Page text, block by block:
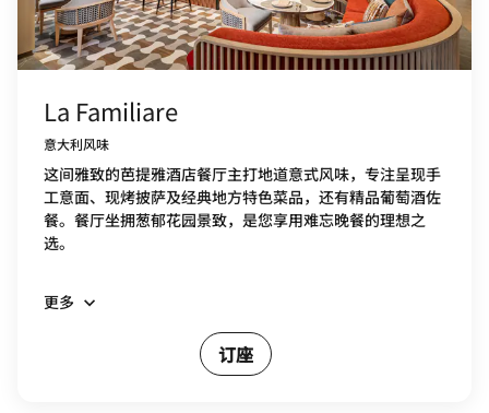
La Familiare
意大利风味
这间雅致的芭提雅酒店餐厅主打地道意式风味，专注呈现手
工意面、现烤披萨及经典地方特色菜品，还有精品葡萄酒佐
餐。餐厅坐拥葱郁花园景致，是您享用难忘晚餐的理想之
选。
更多
订座